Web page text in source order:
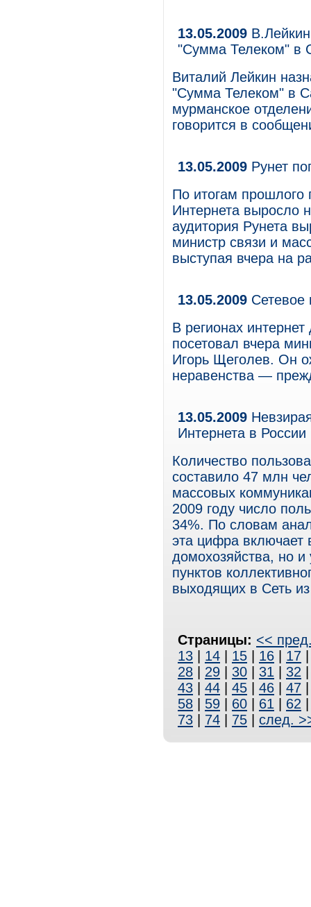
13.05.2009
"Сумма Телеком" в
Виталий Лейкин
"Сумма Телеком" в
мурманское
говорится в
13.05.2009 Рунет
По итогам прошлого
Интернета выросло
аудитория Рунета
министр связи и
выступая вчера на
13.05.2009 Сетевое
В регионах
посетовал вчера
Игорь Щеголев. Он
неравенства —
13.05.2009
Интернета в
Количество
составило 47 млн
массовых
2009 году число
34%. По словам
эта цифра включает
домохозяйства, но и
пунктов
выходящих в Сеть
Страницы: <<
13
14 15 16 17
28
29 30 31 32
43
44 45 46 47
58
59 60 61 62
73
74 75 след.